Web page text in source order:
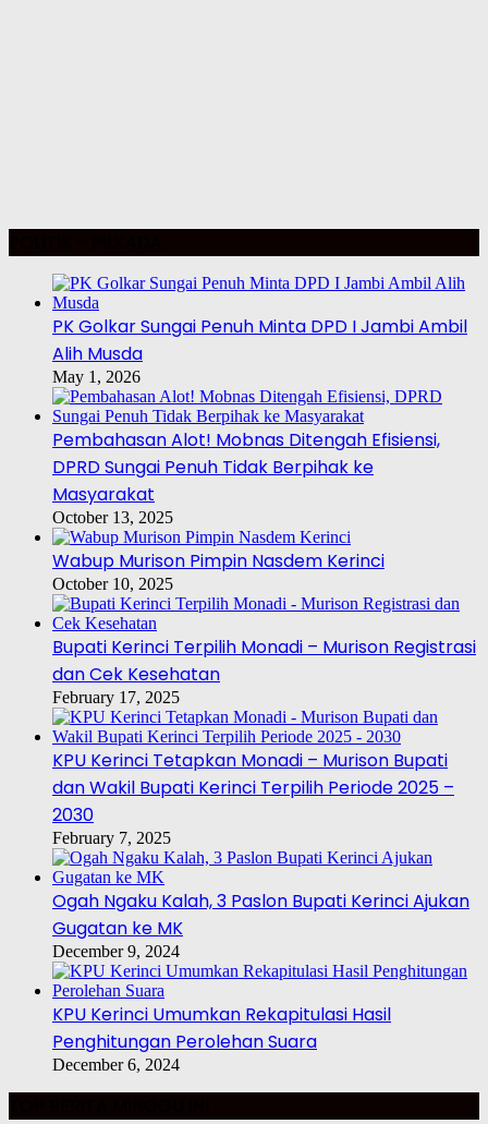
PK Golkar Sungai Penuh Minta DPD I Jambi Ambil
Alih Musda
May 1, 2026
Pembahasan Alot! Mobnas Ditengah Efisiensi,
DPRD Sungai Penuh Tidak Berpihak ke
Masyarakat
October 13, 2025
Wabup Murison Pimpin Nasdem Kerinci
October 10, 2025
Bupati Kerinci Terpilih Monadi – Murison Registrasi
dan Cek Kesehatan
February 17, 2025
KPU Kerinci Tetapkan Monadi – Murison Bupati
dan Wakil Bupati Kerinci Terpilih Periode 2025 –
2030
February 7, 2025
Ogah Ngaku Kalah, 3 Paslon Bupati Kerinci Ajukan
Gugatan ke MK
December 9, 2024
KPU Kerinci Umumkan Rekapitulasi Hasil
Penghitungan Perolehan Suara
December 6, 2024